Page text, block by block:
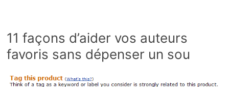
11 façons d’aider vos auteurs
favoris sans dépenser un sou